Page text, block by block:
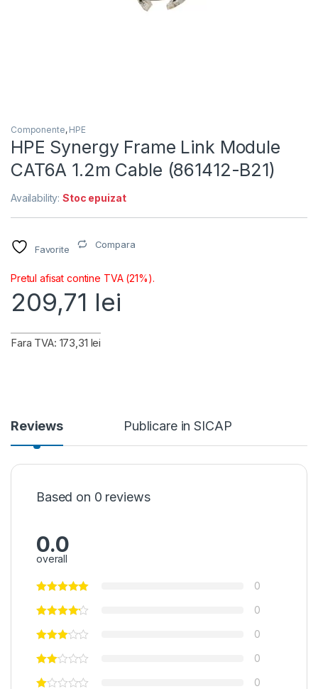
Componente, HPE
HPE Synergy Frame Link Module
CAT6A 1.2m Cable (861412-B21)
Availability:Stoc epuizat
Favorite Compara
Pretul afisat contine TVA (21%).
209,71 lei
Fara TVA: 173,31 lei
Reviews Publicare in SICAP
Based on 0 reviews
0.0
overall
0
0
0
0
0